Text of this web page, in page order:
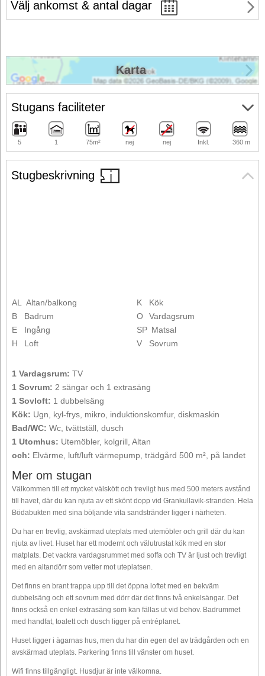
Välj ankomst & antal dagar
Stugbeskrivning
AL Altan/balkong
B
Badrum
E
Ingång
H
Loft
K
Kök
O
Vardagsrum
SP Matsal
V
Sovrum
1 Vardagsrum: TV
1 Sovrum: 2 sängar och 1 extrasäng
1 Sovloft: 1 dubbelsäng
Kök: Ugn, kyl-frys, mikro, induktionskomfur, diskmaskin
Bad/WC: Wc, tvättställ, dusch
1 Utomhus: Utemöbler, kolgrill, Altan
och: Elvärme, luft/luft värmepump, trädgård 500 m², på landet
Mer om stugan
Välkommen till ett mycket välskött och trevligt hus med 500 meters avstånd
till havet, där du kan njuta av ett skönt dopp vid Grankullavik-stranden. Hela
Bödabukten med sina böljande vita sandstränder ligger i närheten.
Du har en trevlig, avskärmad uteplats med utemöbler och grill där du kan
njuta av livet. Huset har ett modernt och välutrustat kök med en stor
matplats. Det vackra vardagsrummet med soffa och TV är ljust och trevligt
med en altandörr som vetter mot uteplatsen.
Det finns en brant trappa upp till det öppna loftet med en bekväm
dubbelsäng och ett sovrum med dörr där det finns två enkelsängar. Det
finns också en enkel extrasäng som kan fällas ut vid behov. Badrummet
med handfat, toalett och dusch ligger på entréplanet.
Huset ligger i ägarnas hus, men du har din egen del av trädgården och en
avskärmad uteplats. Parkering finns till vänster om huset.
Wifi finns tillgängligt. Husdjur är inte välkomna.
Stugans faciliteter
5 1 75m² nej nej Inkl. 360 m
Karta